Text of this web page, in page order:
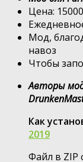
Цена: 15000
Мод,
навоз
Чтобы
Авторы
Как
2019
Файл в ZIP